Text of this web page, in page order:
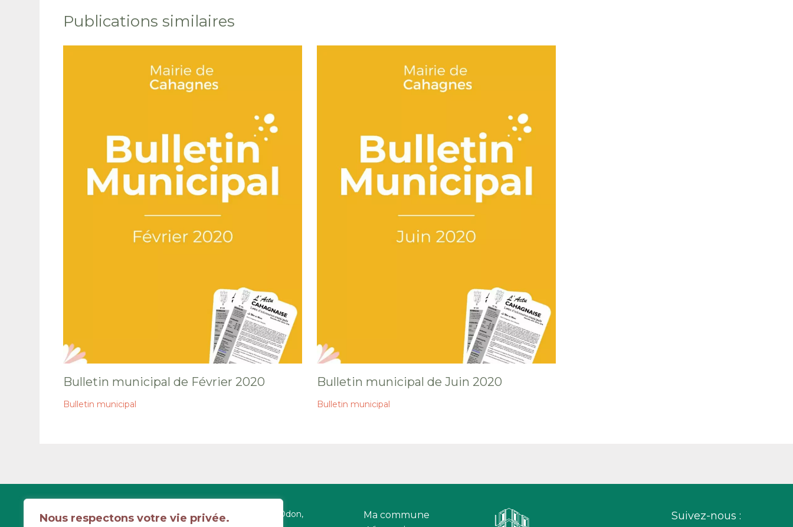
Nous respectons votre vie privée.
Publications similaires
Bulletin municipal de Février 2020
Bulletin municipal
Bulletin municipal de Juin 2020
Bulletin municipal
6 route d'Aunay sur Odon,
Ma commune
Suivez-nous :